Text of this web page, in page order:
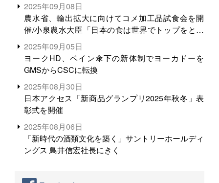
2025年09月08日
農水省、輸出拡大に向けてコメ加工品試食会を開
催/小泉農水大臣「日本の食は世界でトップをとれ
る。米増産に向けて、米輸出需要の拡大を」
2025年09月05日
ヨークHD、ベイン傘下の新体制でヨーカドーを
GMSからCSCに転換
2025年08月30日
日本アクセス「新商品グランプリ2025年秋冬」表
彰式を開催
2025年08月06日
「新時代の酒類文化を築く」サントリーホールディ
ングス 鳥井信宏社長にきく